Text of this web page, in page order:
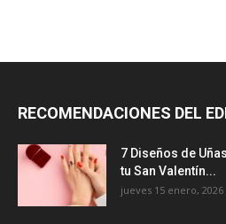
RECOMENDACIONES DEL
7 Diseños de
tu San Valentín...
jueves 15 enero, 2026